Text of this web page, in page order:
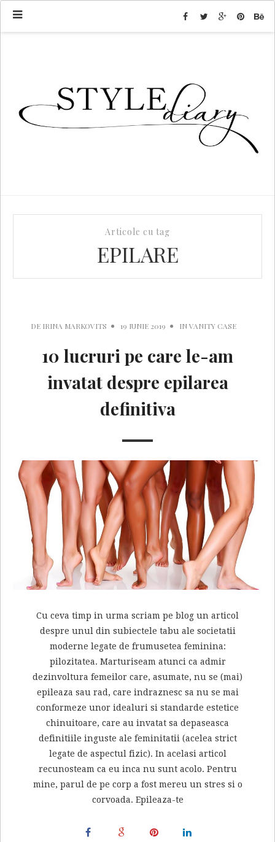
Articole cu tag
EPILARE
DE IRINA MARKOVITS 19 IUNIE 2019 INVANITY CASE
10 lucruri pe care le-am
invatat despre epilarea
definitiva
Cu ceva timp in urma scriam pe blog un articol
despre unul din subiectele tabu ale societatii
moderne legate de frumusetea feminina:
pilozitatea. Marturiseam atunci ca admir
dezinvoltura femeilor care, asumate, nu se (mai)
epileaza sau rad, care indraznesc sa nu se mai
conformeze unor idealuri si standarde estetice
chinuitoare, care au invatat sa depaseasca
definitiile inguste ale feminitatii (acelea strict
legate de aspectul fizic). In acelasi articol
recunosteam ca eu inca nu sunt acolo. Pentru
mine, parul de pe corp a fost mereu un stres si o
corvoada. Epileaza-te